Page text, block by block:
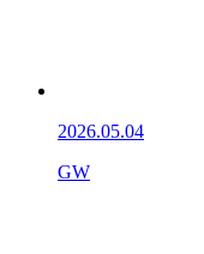
2026.05.04
GW